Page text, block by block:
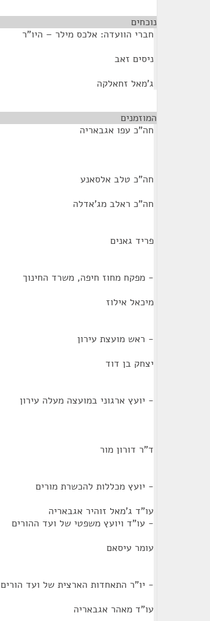
נוכחים
חברי הוועדה: אלכס מילר – היו"ר
ניסים זאב
ג'מאל זחאלקה
המוזמנים
חה"כ עפו אגבאריה
חה"כ טלב אלסאנע
חה"כ ראלב מג'אדלה
פריד גאנים
- מפקח מחוז חיפה, משרד החינוך
מיכאל אילוז
- ראש מועצת עירון
יצחק בן דוד
- יועץ ארגוני במועצה מעלה עירון
ד"ר דורון מור
- יועץ מכללות להכשרת מורים
עו"ד ג'מאל זוהיר אגבאריה
- עו"ד ויועץ משפטי של ועד ההורים
עומר עיסאם
- יו"ר התאחדות הארצית של ועד הורים
עו"ד מאהר אגבאריה